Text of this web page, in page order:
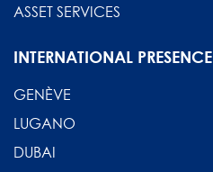
ASSET SERVICES
INTERNATIONAL PRESENCE
GENÈVE
LUGANO
DUBAI